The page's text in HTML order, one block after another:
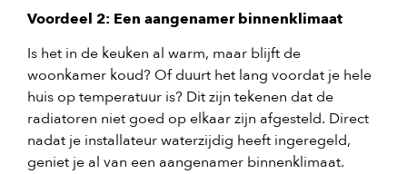
Voordeel 2: Een aangenamer binnenklimaat
Is het in de keuken al warm, maar blijft de
woonkamer koud? Of duurt het lang voordat je hele
huis op temperatuur is? Dit zijn tekenen dat de
radiatoren niet goed op elkaar zijn afgesteld. Direct
nadat je installateur waterzijdig heeft ingeregeld,
geniet je al van een aangenamer binnenklimaat.